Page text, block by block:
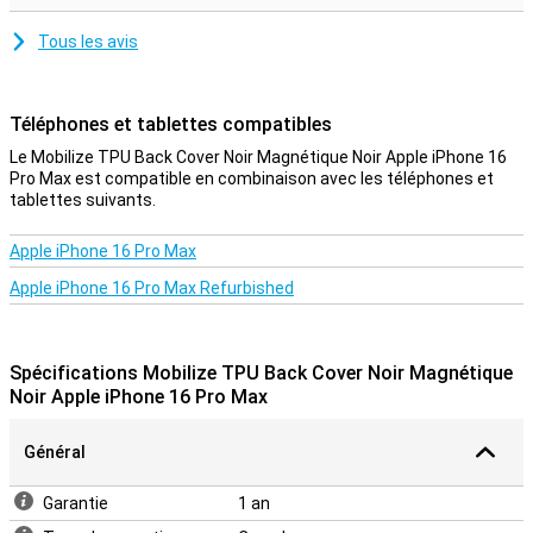
Tous les avis
Téléphones et tablettes compatibles
Le Mobilize TPU Back Cover Noir Magnétique Noir Apple iPhone 16
Pro Max est compatible en combinaison avec les téléphones et
tablettes suivants.
Apple iPhone 16 Pro Max
Apple iPhone 16 Pro Max Refurbished
Spécifications Mobilize TPU Back Cover Noir Magnétique
Noir Apple iPhone 16 Pro Max
Général
Garantie
1 an